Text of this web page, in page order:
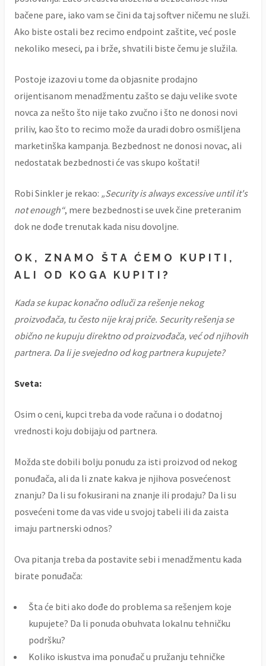
bačene pare, iako vam se čini da taj softver ničemu ne služi.
Ako biste ostali bez recimo endpoint zaštite, već posle
nekoliko meseci, pa i brže, shvatili biste čemu je služila.
Postoje izazovi u tome da objasnite prodajno
orijentisanom menadžmentu zašto se daju velike svote
novca za nešto što nije tako zvučno i što ne donosi novi
priliv, kao što to recimo može da uradi dobro osmišljena
marketinška kampanja. Bezbednost ne donosi novac, ali
nedostatak bezbednosti će vas skupo koštati!
Robi Sinkler je rekao: „Security is always excessive until it's
not enough“, mere bezbednosti se uvek čine preteranim
dok ne dođe trenutak kada nisu dovoljne.
OK, ZNAMO ŠTA ĆEMO KUPITI,
ALI OD KOGA KUPITI?
Kada se kupac konačno odluči za rešenje nekog
proizvođača, tu često nije kraj priče. Security rešenja se
obično ne kupuju direktno od proizvođača, već od njihovih
partnera. Da li je svejedno od kog partnera kupujete?
Sveta:
Osim o ceni, kupci treba da vode računa i o dodatnoj
vrednosti koju dobijaju od partnera.
Možda ste dobili bolju ponudu za isti proizvod od nekog
ponuđača, ali da li znate kakva je njihova posvećenost
znanju? Da li su fokusirani na znanje ili prodaju? Da li su
posvećeni tome da vas vide u svojoj tabeli ili da zaista
imaju partnerski odnos?
Ova pitanja treba da postavite sebi i menadžmentu kada
birate ponuđača:
Šta će biti ako dođe do problema sa rešenjem koje
kupujete? Da li ponuda obuhvata lokalnu tehničku
podršku?
Koliko iskustva ima ponuđač u pružanju tehničke